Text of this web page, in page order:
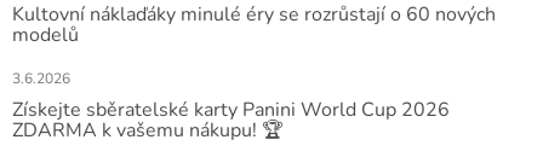
Kultovní náklaďáky minulé éry se rozrůstají o 60 nových
modelů
3.6.2026
Získejte sběratelské karty Panini World Cup 2026
ZDARMA k vašemu nákupu! 🏆